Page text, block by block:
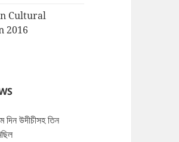
Cultural
2016
দিন উদীচীসহ তিন